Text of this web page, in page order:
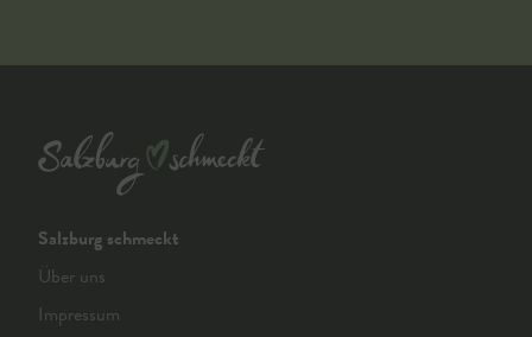
Salzburg schmeckt
Über uns
Impressum